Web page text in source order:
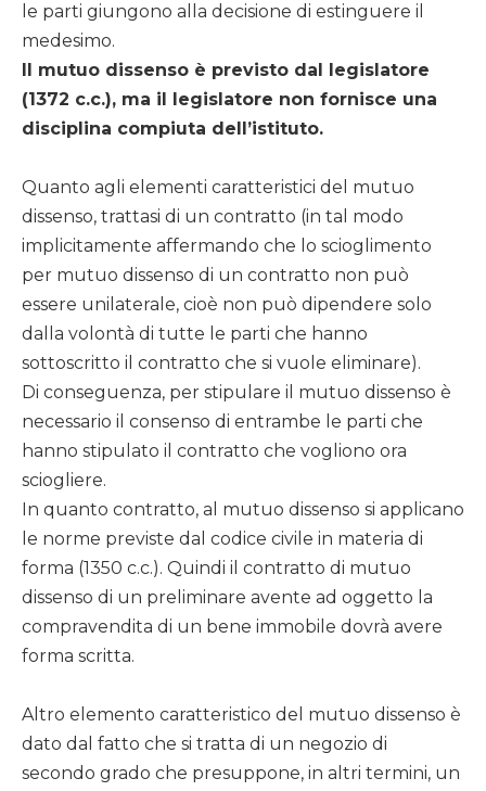
le parti giungono alla decisione di estinguere il
medesimo.
Il mutuo dissenso è previsto dal legislatore
(1372 c.c.), ma il legislatore non fornisce una
disciplina compiuta dell’istituto.
Quanto agli elementi caratteristici del mutuo
dissenso, trattasi di un contratto (in tal modo
implicitamente affermando che lo scioglimento
per mutuo dissenso di un contratto non può
essere unilaterale, cioè non può dipendere solo
dalla volontà di tutte le parti che hanno
sottoscritto il contratto che si vuole eliminare).
Di conseguenza, per stipulare il mutuo dissenso è
necessario il consenso di entrambe le parti che
hanno stipulato il contratto che vogliono ora
sciogliere.
In quanto contratto, al mutuo dissenso si applicano
le norme previste dal codice civile in materia di
forma (1350 c.c.). Quindi il contratto di mutuo
dissenso di un preliminare avente ad oggetto la
compravendita di un bene immobile dovrà avere
forma scritta.
Altro elemento caratteristico del mutuo dissenso è
dato dal fatto che si tratta di un negozio di
secondo grado che presuppone, in altri termini, un